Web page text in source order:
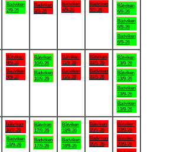
Badviken
2/9-26
Badviken
3/9-26
Badviken
4/9-26
Badviken
5/9-26
Båtviken
6/9-26
Badviken
6/9-26
Badviken
6/9-26
Båtviken
9/9-26
Badviken
9/9-26
Båtviken
10/9-26
Badviken
10/9-26
Båtviken
11/9-26
Badviken
11/9-26
Båtviken
12/9-26
Badviken
12/9-26
Båtviken
13/9-26
Båtviken
13/9-26
Badviken
13/9-26
Badviken
13/9-26
Båtviken
16/9-26
Badviken
16/9-26
Båtviken
17/9-26
Badviken
17/9-26
Båtviken
18/9-26
Badviken
18/9-26
Båtviken
19/9-26
Badviken
19/9-26
Båtviken
20/9-26
Båtviken
20/9-26